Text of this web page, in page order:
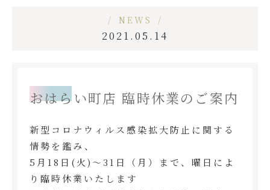
NEWS
2021.05.14
おはらい町店 臨時休業のご案内
新型コロナウィルス感染拡大防止に関する
情勢を鑑み、
5月18日(火)～31日（月）まで、曜日によ
り臨時休業いたします